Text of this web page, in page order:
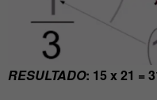
RESULTADO: 15 x 21 =